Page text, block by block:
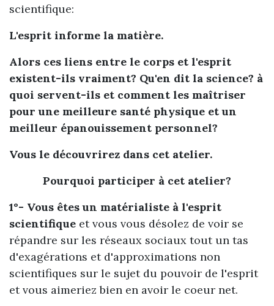
scientifique:
L'esprit informe la matière.
Alors ces liens entre le corps et l'esprit
existent-ils vraiment? Qu'en dit la science? à
quoi servent-ils et comment les maîtriser
pour une meilleure santé physique et un
meilleur épanouissement personnel?
Vous le découvrirez dans cet atelier.
Pourquoi participer à cet atelier?
1°- Vous êtes un matérialiste à l'esprit
scientifique et vous vous désolez de voir se
répandre sur les réseaux sociaux tout un tas
d'exagérations et d'approximations non
scientifiques sur le sujet du pouvoir de l'esprit
et vous aimeriez bien en avoir le coeur net.